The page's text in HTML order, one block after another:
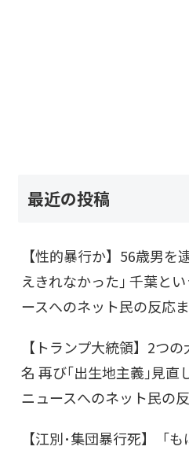
最近の投稿
【性的暴行か】56歳男を
えきれなかった｣ 千葉と
ースへのネット民の反応
【トランプ大統領】2つ
名 再び｢出生地主義｣見直
ニュースへのネット民の
【江別･集団暴行死】「